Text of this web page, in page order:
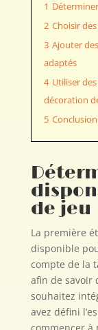
1
2 Choisir
3 Ajouter
adaptés
4 Utiliser
décoration
5 Conclusion
de jeu
La première
disponible
compte de la
afin de savoir
souhaitez
avez défini